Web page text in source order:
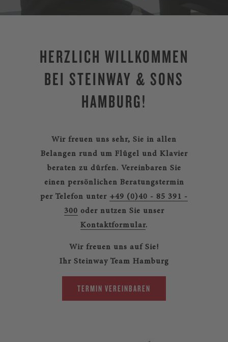
HERZLICH WILLKOMMEN
BEI STEINWAY & SONS
HAMBURG!
Wir freuen uns sehr, Sie in allen
Belangen rund um Flügel und Klavier
beraten zu dürfen. Vereinbaren Sie
einen persönlichen Beratungstermin
per Telefon unter +49 (0)40 - 85 391 -
300 oder nutzen Sie unser
Kontaktformular.
Wir freuen uns auf Sie!
Ihr Steinway Team Hamburg
TERMIN VEREINBAREN